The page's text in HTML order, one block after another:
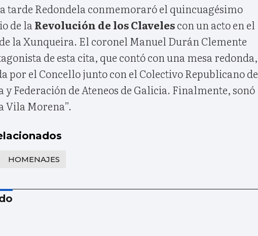
tarde Redondela conmemoraró el quincuagésimo
de la Revolución de los Clavelescon un acto en el
la Xunqueira. El coronel Manuel Durán Clemente
de esta cita, que contó con una mesa redonda,
por el Concello junto con el Colectivo Republicano de
y Federación de Ateneos de Galicia. Finalmente, sonó
Vila Morena”.
HOMENAJES